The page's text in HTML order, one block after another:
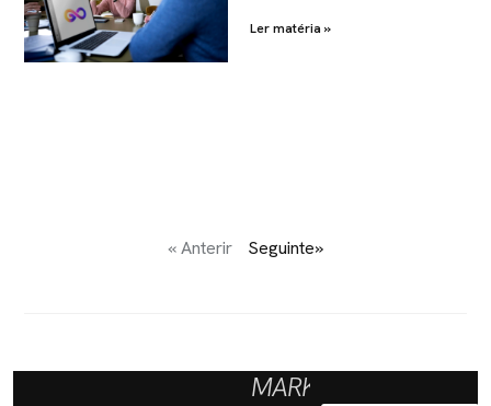
Ler matéria »
« Anterir Seguinte»
MARKETING